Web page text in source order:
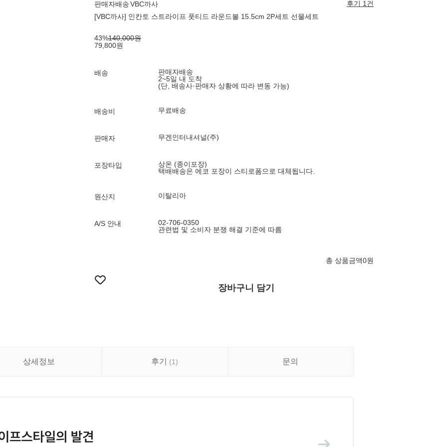
판매자배송VBC까사
후기 1건
[VBC까사] 인칸토 스트라이프 풋티드 라운드볼 15.5cm 2P세트 선물세트
43%140,000원
79,800원
배송
판매자배송
2~5일 내 도착
(단, 배송사·판매자 상황에 따라 변동 가능)
배송비 무료배송
판매자 무겐인터내셔널(주)
포장타입
상온 (종이포장)
택배배송은 에코 포장이 스티로폼으로 대체됩니다.
원산지 이탈리아
A/S 안내
02-706-0350
관련법 및 소비자 분쟁 해결 기준에 따름
총 상품금액0원
장바구니 담기
상세정보 후기 (1) 문의